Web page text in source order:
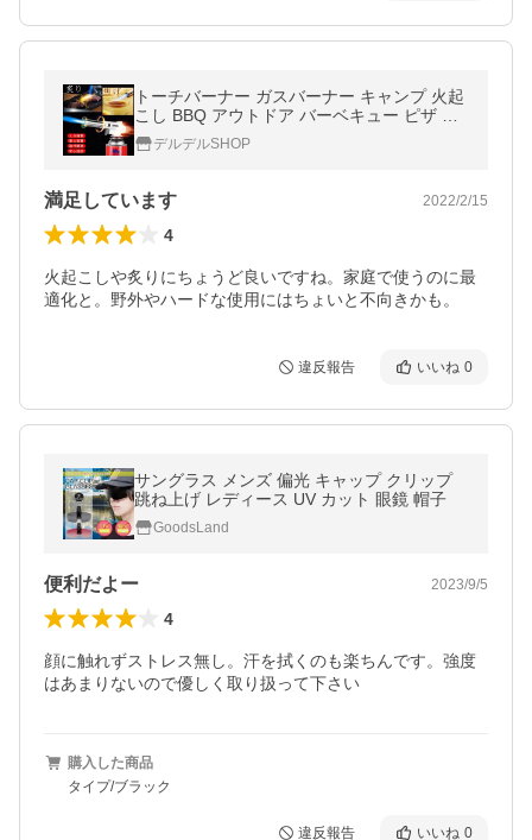
トーチバーナー ガスバーナー キャンプ 火起
こし BBQ アウトドア バーベキュー ピザ チ
ーズ 炙り 料理
デルデルSHOP
満足しています 2022/2/15
4
火起こしや炙りにちょうど良いですね。家庭で使うのに最
適化と。野外やハードな使用にはちょいと不向きかも。
違反報告 いいね 0
サングラス メンズ 偏光 キャップ クリップ
跳ね上げ レディース UV カット 眼鏡 帽子
GoodsLand
便利だよー 2023/9/5
4
顔に触れずストレス無し。汗を拭くのも楽ちんです。強度
はあまりないので優しく取り扱って下さい
購入した商品
タイプ/ブラック
違反報告 いいね 0